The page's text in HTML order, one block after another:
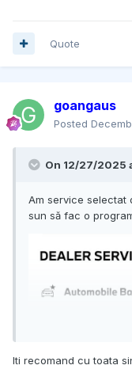
Quote
goangaus
Posted
On 12/27/2025
Am service selectat
sun să fac o
Iti recomand cu toata